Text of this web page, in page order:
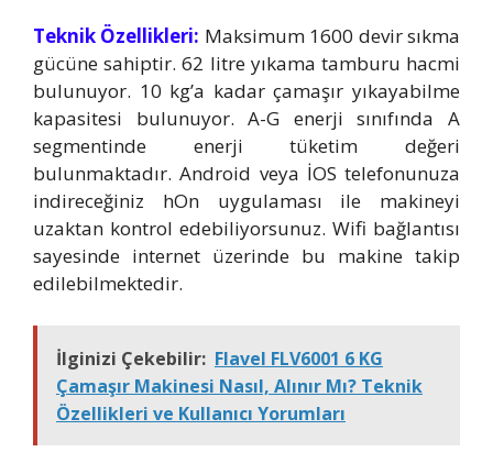
Teknik Özellikleri: Maksimum 1600 devir sıkma
gücüne sahiptir. 62 litre yıkama tamburu hacmi
bulunuyor. 10 kg’a kadar çamaşır yıkayabilme
kapasitesi bulunuyor. A-G enerji sınıfında A
segmentinde enerji tüketim değeri
bulunmaktadır. Android veya İOS telefonunuza
indireceğiniz hOn uygulaması ile makineyi
uzaktan kontrol edebiliyorsunuz. Wifi bağlantısı
sayesinde internet üzerinde bu makine takip
edilebilmektedir.
İlginizi Çekebilir: Flavel FLV6001 6 KG
Çamaşır Makinesi Nasıl, Alınır Mı? Teknik
Özellikleri ve Kullanıcı Yorumları